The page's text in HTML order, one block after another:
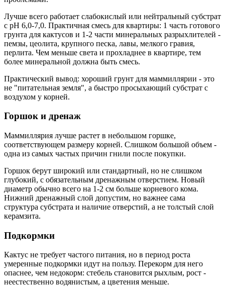
Лучше всего работает слабокислый или нейтральный субстрат
с pH 6,0-7,0. Практичная смесь для квартиры: 1 часть готового
грунта для кактусов и 1-2 части минеральных разрыхлителей -
пемзы, цеолита, крупного песка, лавы, мелкого гравия,
перлита. Чем меньше света и прохладнее в квартире, тем
более минеральной должна быть смесь.
Практический вывод: хороший грунт для маммиллярии - это
не "питательная земля", а быстро просыхающий субстрат с
воздухом у корней.
Горшок и дренаж
Маммиллярия лучше растет в небольшом горшке,
соответствующем размеру корней. Слишком большой объем -
одна из самых частых причин гнили после покупки.
Горшок берут широкий или стандартный, но не слишком
глубокий, с обязательным дренажным отверстием. Новый
диаметр обычно всего на 1-2 см больше корневого кома.
Нижний дренажный слой допустим, но важнее сама
структура субстрата и наличие отверстий, а не толстый слой
керамзита.
Подкормки
Кактус не требует частого питания, но в период роста
умеренные подкормки идут на пользу. Перекорм для него
опаснее, чем недокорм: стебель становится рыхлым, рост -
неестественно водянистым, а цветения меньше.